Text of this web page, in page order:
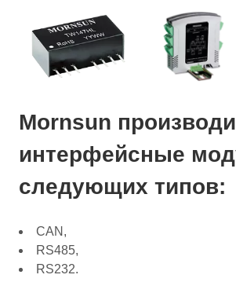
Mornsun
интерфейсные
следующих типов:
CAN,
RS485,
RS232.